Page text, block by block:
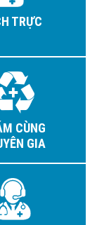
TRỰC
CÙNG
GIA